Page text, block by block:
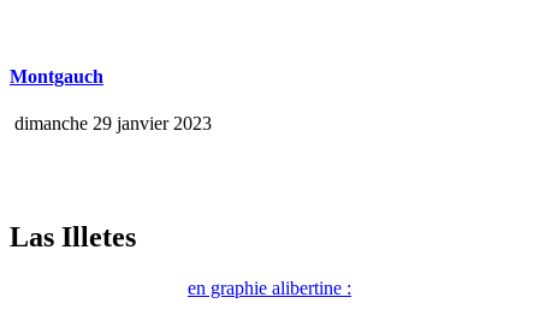
Montgauch
dimanche 29 janvier 2023
Las Illetes
en graphie alibertine :